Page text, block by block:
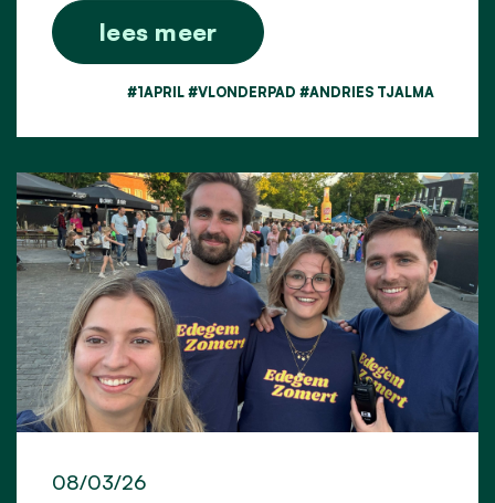
lees meer
#1APRIL #VLONDERPAD #ANDRIES TJALMA
08/03/26